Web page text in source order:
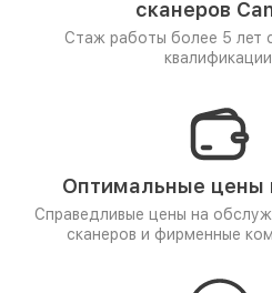
сканеров
Стаж работы более 5 лет
Оптимальные цены
Справедливые цены на
сканеров и фирменные